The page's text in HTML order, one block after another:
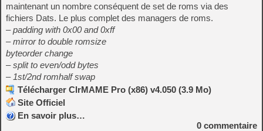
maintenant un nombre conséquent de set de roms via des
fichiers Dats. Le plus complet des managers de roms.
– padding with 0x00 and 0xff
– mirror to double romsize
byteorder change
– split to even/odd bytes
– 1st/2nd romhalf swap
Télécharger ClrMAME Pro (x86) v4.050 (3.9 Mo)
Site Officiel
En savoir plus…
0 commentaire